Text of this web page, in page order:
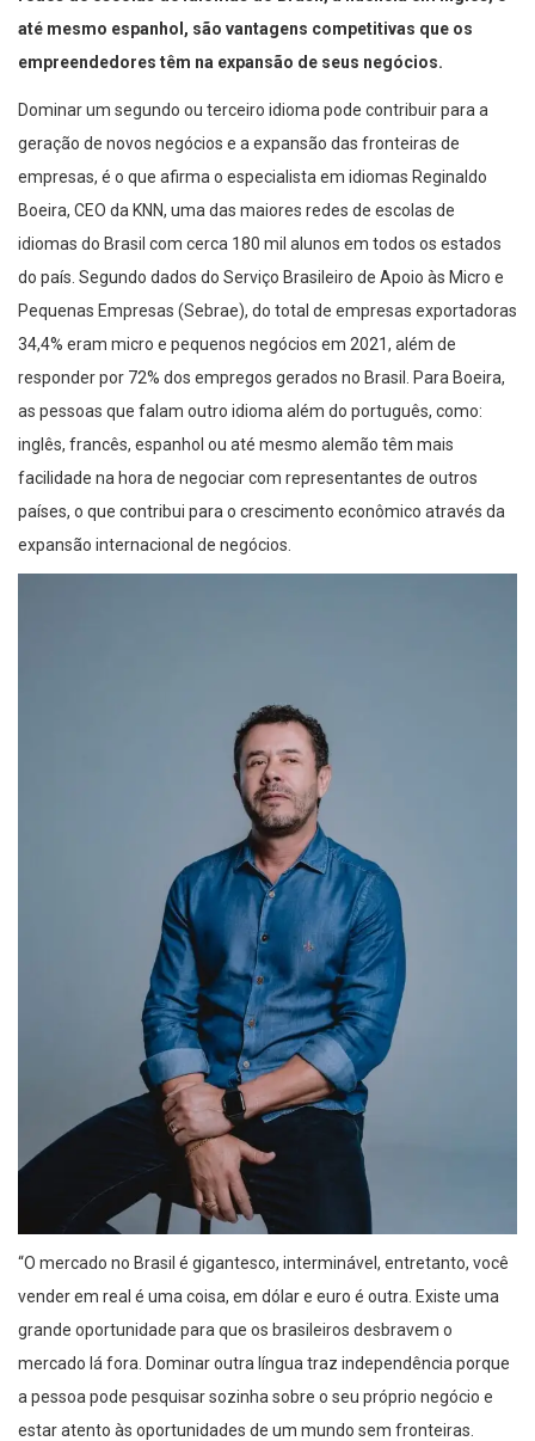
até mesmo espanhol, são vantagens competitivas que os
empreendedores têm na expansão de seus negócios.
Dominar um segundo ou terceiro idioma pode contribuir para a
geração de novos negócios e a expansão das fronteiras de
empresas, é o que afirma o especialista em idiomas Reginaldo
Boeira, CEO da KNN, uma das maiores redes de escolas de
idiomas do Brasil com cerca 180 mil alunos em todos os estados
do país. Segundo dados do Serviço Brasileiro de Apoio às Micro e
Pequenas Empresas (Sebrae), do total de empresas exportadoras
34,4% eram micro e pequenos negócios em 2021, além de
responder por 72% dos empregos gerados no Brasil. Para Boeira,
as pessoas que falam outro idioma além do português, como:
inglês, francês, espanhol ou até mesmo alemão têm mais
facilidade na hora de negociar com representantes de outros
países, o que contribui para o crescimento econômico através da
expansão internacional de negócios.
“O mercado no Brasil é gigantesco, interminável, entretanto, você
vender em real é uma coisa, em dólar e euro é outra. Existe uma
grande oportunidade para que os brasileiros desbravem o
mercado lá fora. Dominar outra língua traz independência porque
a pessoa pode pesquisar sozinha sobre o seu próprio negócio e
estar atento às oportunidades de um mundo sem fronteiras.